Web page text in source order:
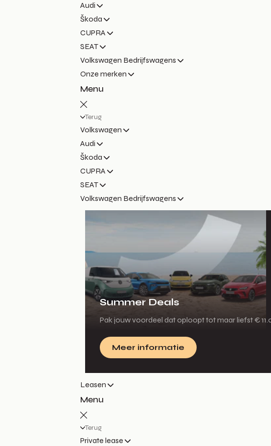
Audi
Škoda
CUPRA
SEAT
Volkswagen Bedrijfswagens
Onze merken
Menu
Terug
Volkswagen
Audi
Škoda
CUPRA
SEAT
Volkswagen Bedrijfswagens
Summer Deals
Pak jouw voordeel dat oploopt tot maar liefst €
Meer informatie
Leasen
Menu
Terug
Private lease